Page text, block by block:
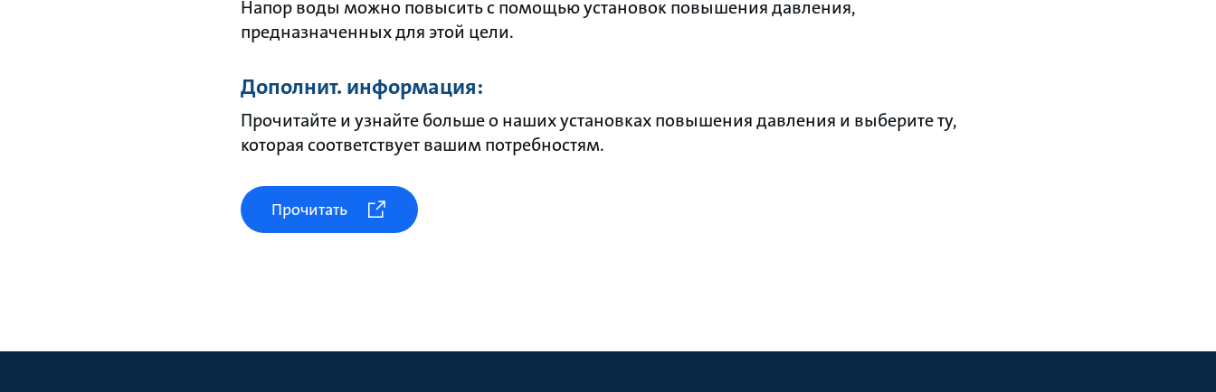
Напор воды можно повысить с помощью установок повышения давления,
предназначенных для этой цели.
Дополнит. информация:
Прочитайте и узнайте больше о наших установках повышения давления и выберите ту,
которая соответствует вашим потребностям.
Прочитать